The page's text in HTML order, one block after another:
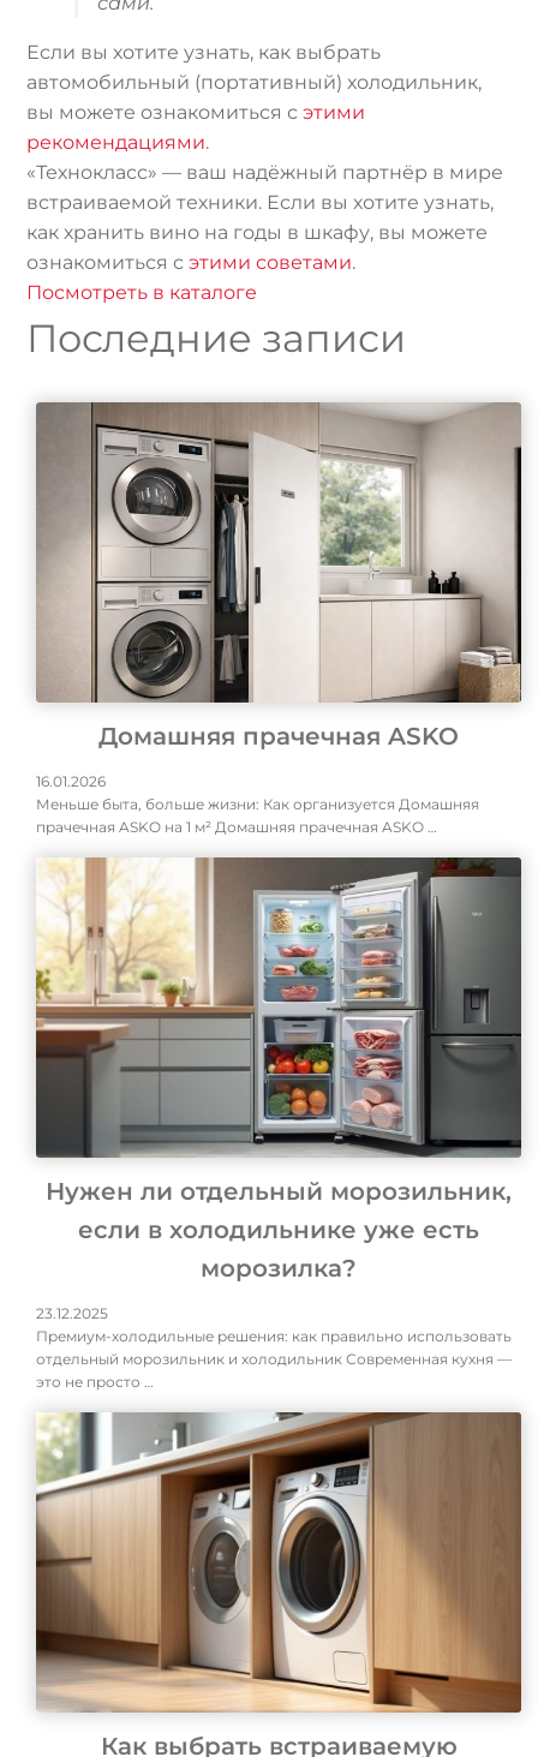
Если вы хотите узнать, как выбрать
автомобильный (портативный) холодильник,
вы можете ознакомиться сэтими
рекомендациями.
«Технокласс» — ваш надёжный партнёр в мире
встраиваемой техники. Если вы хотите узнать,
как хранить вино на годы в шкафу, вы можете
ознакомиться сэтими советами.
Посмотреть в каталоге
Последние записи
Домашняя прачечная ASKO
16.01.2026
Меньше быта, больше жизни: Как организуется Домашняя
прачечная ASKO на 1 м² Домашняя прачечная ASKO …
Нужен ли отдельный морозильник,
если в холодильнике уже есть
морозилка?
23.12.2025
Премиум-холодильные решения: как правильно использовать
отдельный морозильник и холодильник Современная кухня —
это не просто …
Как выбрать встраиваемую